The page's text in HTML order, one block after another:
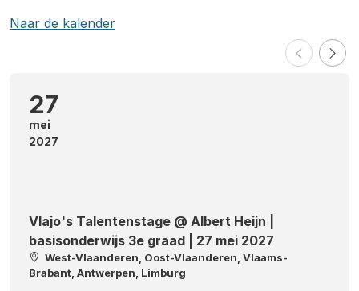
Naar de kalender
27
mei
2027
Vlajo's Talentenstage @ Albert Heijn |
basisonderwijs 3e graad | 27 mei 2027
West-Vlaanderen, Oost-Vlaanderen, Vlaams-
Brabant, Antwerpen, Limburg